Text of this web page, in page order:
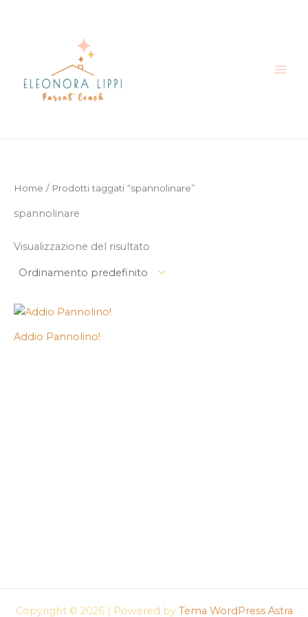
Home / Prodotti taggati “spannolinare”
spannolinare
Visualizzazione del risultato
Addio Pannolino!
Copyright © 2026 | Powered by Tema WordPress Astra